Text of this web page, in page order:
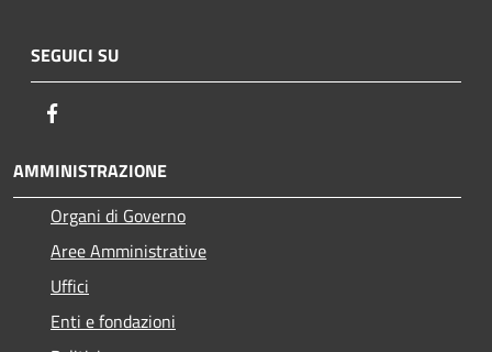
SEGUICI SU
AMMINISTRAZIONE
Organi di Governo
Aree Amministrative
Uffici
Enti e fondazioni